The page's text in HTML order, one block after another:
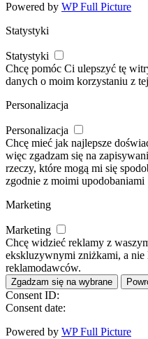
Powered by WP Full Picture
Statystyki
Statystyki
Chcę pomóc Ci ulepszyć tę
danych o moim korzystaniu z
Personalizacja
Personalizacja
Chcę mieć jak najlepsze
więc zgadzam się na
rzeczy, które mogą mi się
zgodnie z moimi upodobaniami
Marketing
Marketing
Chcę widzieć reklamy z
ekskluzywnymi zniżkami, a
reklamodawców.
Zgadzam się na wybrane
Consent ID:
Consent date:
Powered by WP Full Picture